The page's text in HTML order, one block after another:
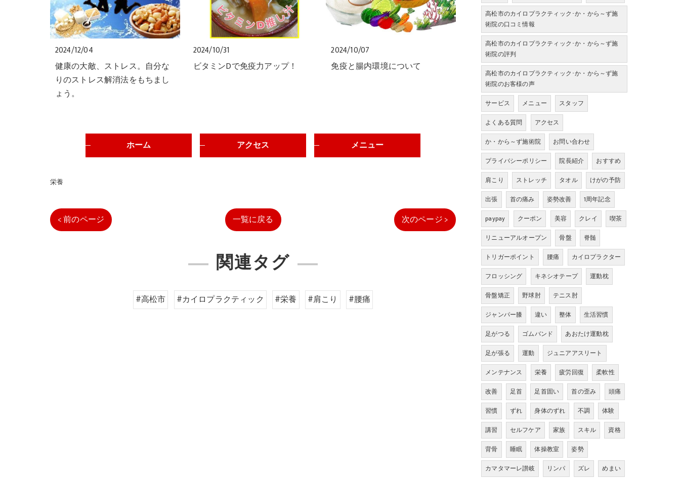
2024/12/04
健康の大敵、ストレス。自分な
りのストレス解消法をもちまし
ょう。
2024/10/31
ビタミンDで免疫力アップ！
2024/10/07
免疫と腸内環境について
ホーム アクセス メニュー
栄養
< 前のページ 一覧に戻る 次のページ >
関連タグ
#高松市 #カイロプラクティック #栄養 #肩こり #腰痛
高松市のカイロプラクティック･か・から～ず施
術院の口コミ情報
高松市のカイロプラクティック･か・から～ず施
術院の評判
高松市のカイロプラクティック･か・から～ず施
術院のお客様の声
サービス
メニュー
スタッフ
よくある質問
アクセス
か・から～ず施術院
お問い合わせ
プライバシーポリシー
院長紹介
おすすめ
肩こり
ストレッチ タオル
けがの予防
出張
首の痛み 姿勢改善
1周年記念
paypay
クーポン 美容 クレイ
喫茶
リニューアルオープン
骨盤
脊髄
トリガーポイント
腰痛
カイロプラクター
フロッシング
キネシオテープ
運動枕
骨盤矯正
野球肘
テニス肘
ジャンパー膝
違い 整体
生活習慣
足がつる
ゴムバンド
あおたけ運動枕
足が張る
運動
ジュニアアスリート
メンテナンス
栄養 疲労回復
柔軟性
改善
足首 足首固い 首の歪み
頭痛
習慣
ずれ 身体のずれ 不調
体験
講習
セルフケア 家族 スキル
資格
背骨
睡眠 体操教室
姿勢
カマタマーレ讃岐
リンパ ズレ
めまい